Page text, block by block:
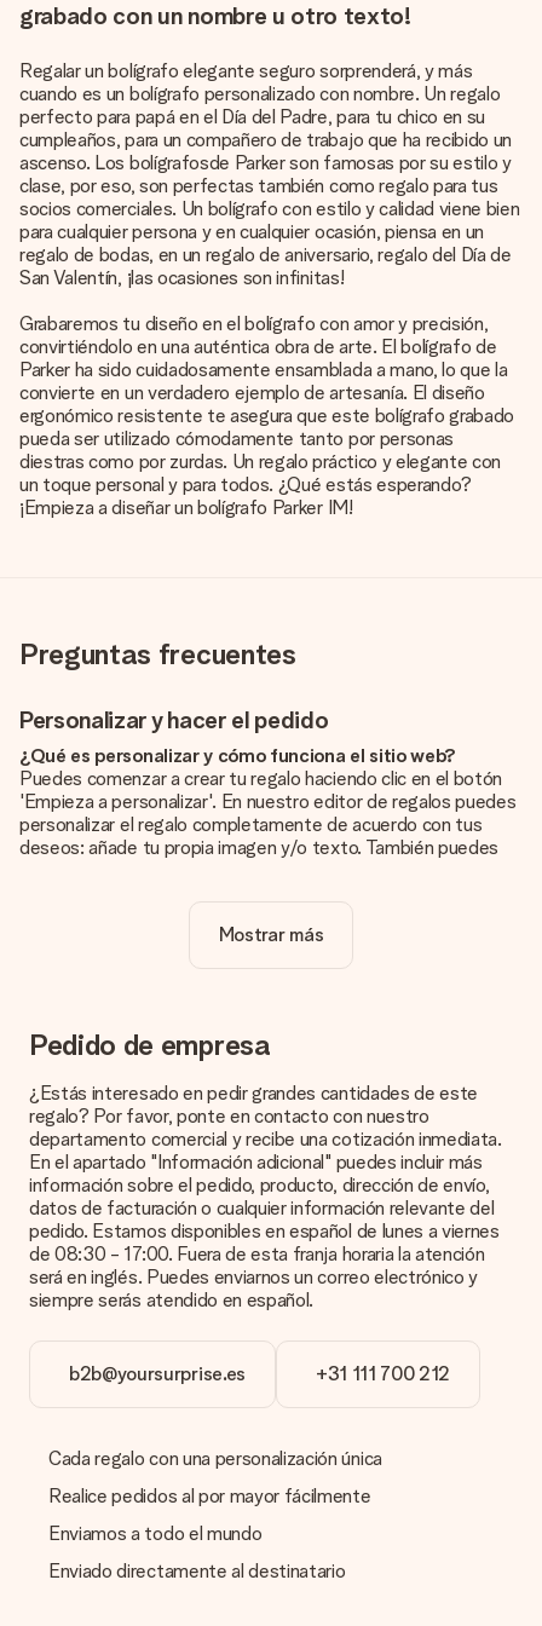
grabado con un nombre u otro texto!
Regalar un bolígrafo elegante seguro sorprenderá, y más
cuando es un bolígrafo personalizado con nombre. Un regalo
perfecto para papá en el Día del Padre, para tu chico en su
cumpleaños, para un compañero de trabajo que ha recibido un
ascenso. Los bolígrafosde Parker son famosas por su estilo y
clase, por eso, son perfectas también como regalo para tus
socios comerciales. Un bolígrafo con estilo y calidad viene bien
para cualquier persona y en cualquier ocasión, piensa en un
regalo de bodas, en un regalo de aniversario, regalo del Día de
San Valentín, ¡las ocasiones son infinitas!
Grabaremos tu diseño en el bolígrafo con amor y precisión,
convirtiéndolo en una auténtica obra de arte. El bolígrafo de
Parker ha sido cuidadosamente ensamblada a mano, lo que la
convierte en un verdadero ejemplo de artesanía. El diseño
ergonómico resistente te asegura que este bolígrafo grabado
pueda ser utilizado cómodamente tanto por personas
diestras como por zurdas. Un regalo práctico y elegante con
un toque personal y para todos. ¿Qué estás esperando?
¡Empieza a diseñar un bolígrafo Parker IM!
Preguntas frecuentes
Personalizar y hacer el pedido
¿Qué es personalizar y cómo funciona el sitio web?
Puedes comenzar a crear tu regalo haciendo clic en el botón
'Empieza a personalizar'. En nuestro editor de regalos puedes
personalizar el regalo completamente de acuerdo con tus
deseos: añade tu propia imagen y/o texto. También puedes
¿La personalización está incluida en el precio?
El precio que se muestra en el sitio web incluye la
¿Cómo puedo saber si mi imagen tiene la calidad
adecuada?
satisfecho con tu regalo. Por eso es importante utilizar fotos
de alta calidad. Si no estás seguro de la calidad de la imagen,
ponte en contacto con nuestro equipo de atención al cliente e
incluye la foto junto con el regalo que te interesa encargar.
Ellos podrán comprobar la calidad por ti.
¿Qué formatos puedo cargar?
Puedes carga archivos JPG y PNG en nuestro editor. ¿Es
esto demasiado técnico o tienes una imagen de un formato
diferente que te gustaría usar? Ponte en contacto con
encantados de ayudarte para que puedas crear el regalo que
deseas!
disponible?
¿Estás buscando un regalo específico o un regalo en un color
específico, pero no aparece en el sitio web? Ponte en
contacto con nuestro equipo de servicio al cliente; ¡Nos
encantará ayudarte!
¿Cómo agrego una tarjeta de regalo a mi obsequio? /
Mostrar más
Pedido de empresa
¿Estás interesado en pedir grandes cantidades de este
regalo? Por favor, ponte en contacto con nuestro
departamento comercial y recibe una cotización inmediata.
En el apartado "Información adicional" puedes incluir más
información sobre el pedido, producto, dirección de envío,
datos de facturación o cualquier información relevante del
pedido. Estamos disponibles en español de lunes a viernes
de 08:30 - 17:00. Fuera de esta franja horaria la atención
será en inglés. Puedes enviarnos un correo electrónico y
siempre serás atendido en español.
b2b@yoursurprise.es +31 111 700 212
Cada regalo con una personalización única
Realice pedidos al por mayor fácilmente
Enviamos a todo el mundo
Enviado directamente al destinatario